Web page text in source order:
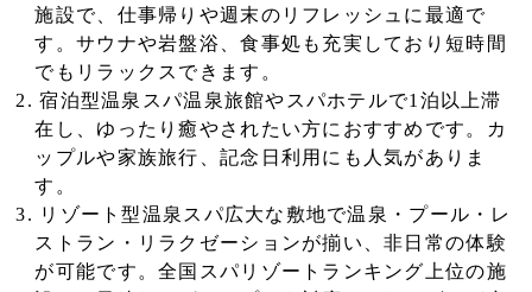
施設で、仕事帰りや週末のリフレッシュに最適で
す。サウナや岩盤浴、食事処も充実しており短時間
でもリラックスできます。
宿泊型温泉スパ温泉旅館やスパホテルで1泊以上滞
在し、ゆったり癒やされたい方におすすめです。カ
ップルや家族旅行、記念日利用にも人気がありま
す。
リゾート型温泉スパ広大な敷地で温泉・プール・レ
ストラン・リラクゼーションが揃い、非日常の体験
が可能です。全国スパリゾートランキング上位の施